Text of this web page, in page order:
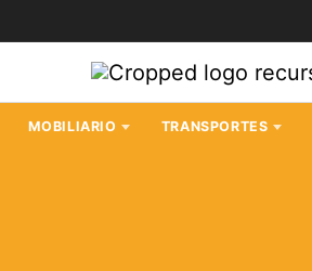
MOBILIARIO TRANSPORTES